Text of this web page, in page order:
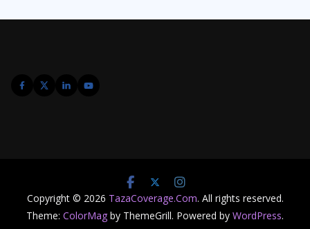
Copyright © 2026 TazaCoverage.Com. All rights reserved.
Theme: ColorMag by ThemeGrill. Powered by WordPress.